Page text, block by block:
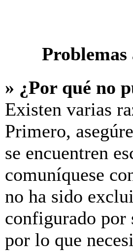
» ¿Por qué no
Existen varias
Primero,
se encuentren
comuníquese
no ha sido
configurado por
por lo que